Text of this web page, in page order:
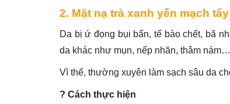
2. Mặt nạ trà xanh yến mạch
Da bị ứ đọng bụi bẩn, tế bào chết, bã
da khác như mụn, nếp nhăn, thâm nám…
Vì thế, thường xuyên làm sạch sâu da
? Cách thực hiện